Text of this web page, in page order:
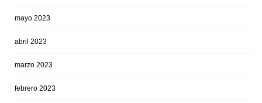
mayo 2023
abril 2023
marzo 2023
febrero 2023